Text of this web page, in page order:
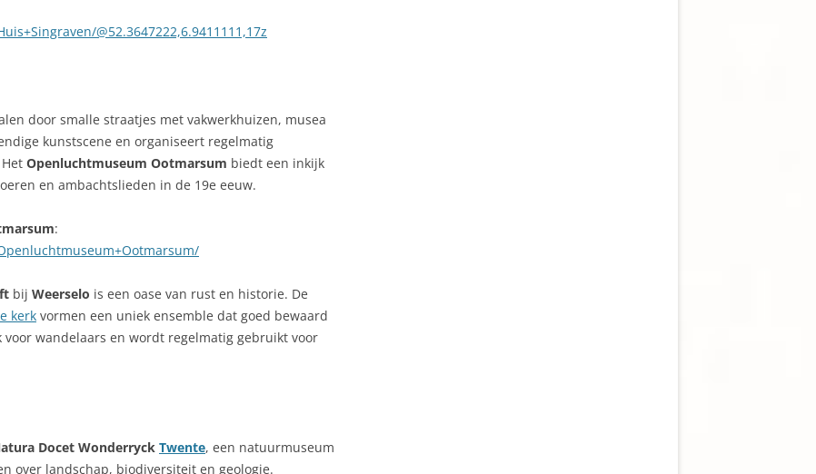
@52.3647222,6.9411111,17z
door smalle straatjes met vakwerkhuizen, musea
kunstscene en organiseert regelmatig
Openluchtmuseum Ootmarsum biedt een inkijk
en ambachtslieden in de 19e eeuw.
:
bij Weerselo is een oase van rust en historie. De
kerk vormen een uniek ensemble dat goed bewaard
wandelaars en wordt regelmatig gebruikt voor
Docet Wonderryck Twente, een natuurmuseum
over landschap, biodiversiteit en geologie.